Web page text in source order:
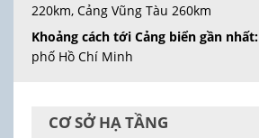
220km, Cảng Vũng Tàu 260km
Khoảng cách tới Cảng biển gần nhất:
phố Hồ Chí Minh
CƠ SỞ HẠ TẦNG